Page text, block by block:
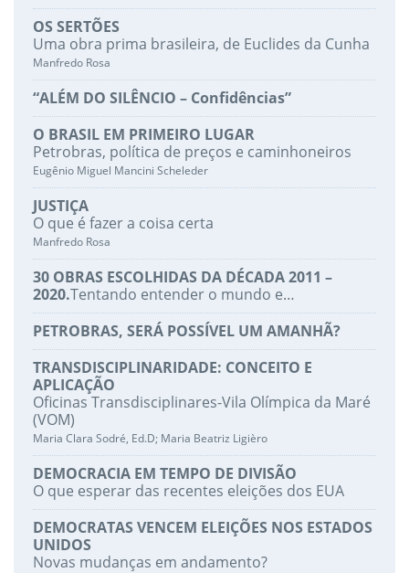
OS SERTÕES
Uma obra prima brasileira, de Euclides da Cunha
Manfredo Rosa
“ALÉM DO SILÊNCIO – Confidências”
O BRASIL EM PRIMEIRO LUGAR
Petrobras, política de preços e caminhoneiros
Eugênio Miguel Mancini Scheleder
JUSTIÇA
O que é fazer a coisa certa
Manfredo Rosa
30 OBRAS ESCOLHIDAS DA DÉCADA 2011 –
2020.Tentando entender o mundo e…
PETROBRAS, SERÁ POSSÍVEL UM AMANHÃ?
TRANSDISCIPLINARIDADE: CONCEITO E
APLICAÇÃO
Oficinas Transdisciplinares-Vila Olímpica da Maré
(VOM)
Maria Clara Sodré, Ed.D; Maria Beatriz Ligièro
DEMOCRACIA EM TEMPO DE DIVISÃO
O que esperar das recentes eleições dos EUA
DEMOCRATAS VENCEM ELEIÇÕES NOS ESTADOS
UNIDOS
Novas mudanças em andamento?